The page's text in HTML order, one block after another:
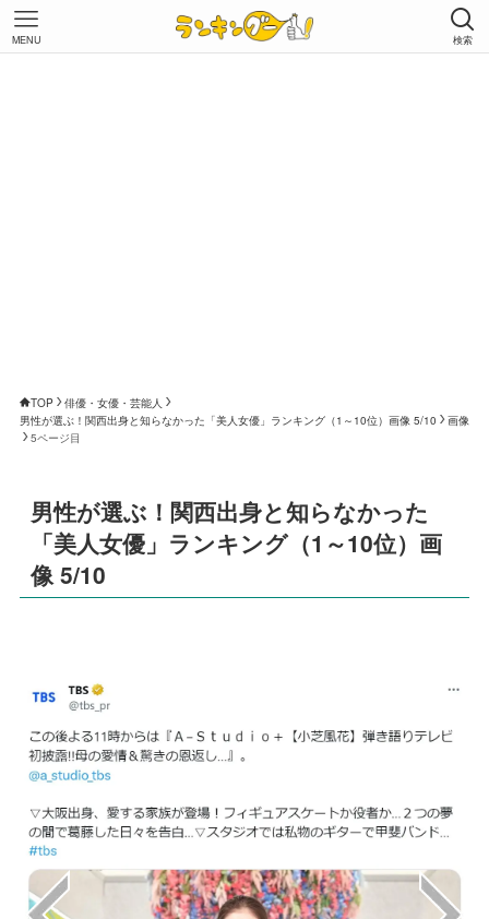
検索
MENU
TOP
俳優・女優・芸能人
男性が選ぶ！関西出身と知らなかった「美人女優」ランキング（1～10位）画像 5/10
画像
5ページ目
男性が選ぶ！関西出身と知らなかった
「美人女優」ランキング（1～10位）画
像 5/10